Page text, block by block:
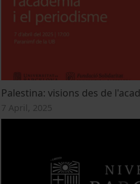
Palestina: visions des de
7 April, 2025